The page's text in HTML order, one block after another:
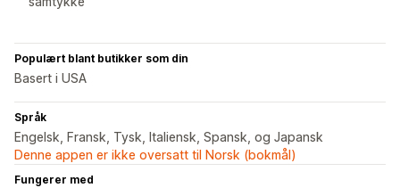
Populært blant butikker som din
Basert i USA
Språk
Engelsk, Fransk, Tysk, Italiensk, Spansk, og Japansk
Denne appen er ikke oversatt til Norsk (bokmål)
Fungerer med